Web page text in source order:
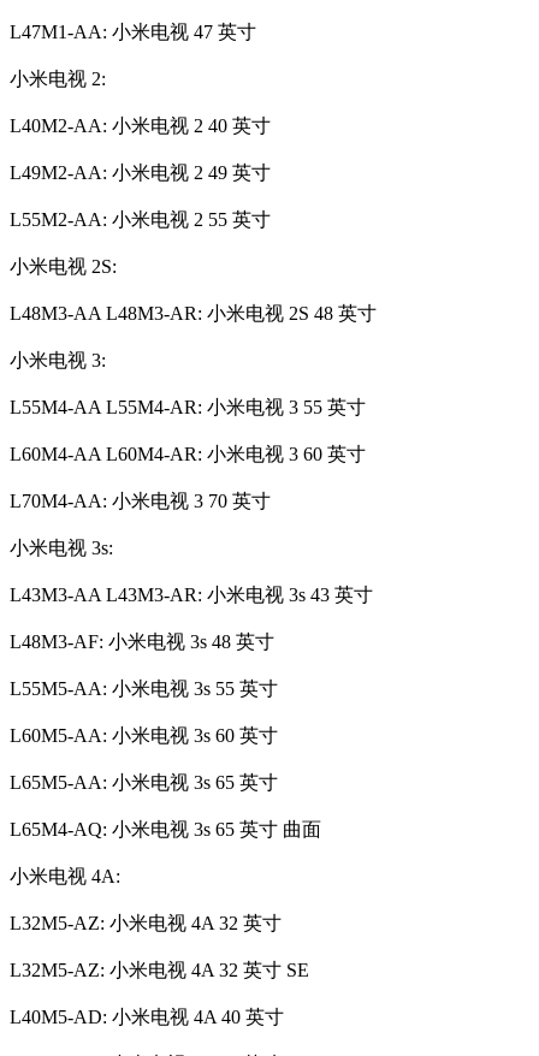
L47M1-AA: 小米电视 47 英寸
小米电视 2:
L40M2-AA: 小米电视 2 40 英寸
L49M2-AA: 小米电视 2 49 英寸
L55M2-AA: 小米电视 2 55 英寸
小米电视 2S:
L48M3-AA L48M3-AR: 小米电视 2S 48 英寸
小米电视 3:
L55M4-AA L55M4-AR: 小米电视 3 55 英寸
L60M4-AA L60M4-AR: 小米电视 3 60 英寸
L70M4-AA: 小米电视 3 70 英寸
小米电视 3s:
L43M3-AA L43M3-AR: 小米电视 3s 43 英寸
L48M3-AF: 小米电视 3s 48 英寸
L55M5-AA: 小米电视 3s 55 英寸
L60M5-AA: 小米电视 3s 60 英寸
L65M5-AA: 小米电视 3s 65 英寸
L65M4-AQ: 小米电视 3s 65 英寸 曲面
小米电视 4A:
L32M5-AZ: 小米电视 4A 32 英寸
L32M5-AZ: 小米电视 4A 32 英寸 SE
L40M5-AD: 小米电视 4A 40 英寸